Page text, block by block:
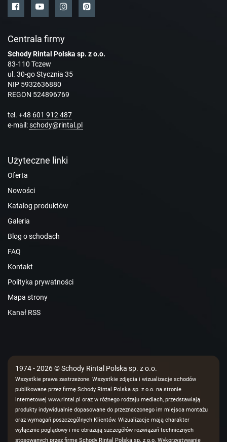
Centrala firmy
Schody Rintal Polska sp. z o.o.
83-110 Tczew
ul. 30-go Stycznia 35
NIP 5932636880
REGON 524896769
tel. +48 601 912 487
e-mail:schody@rintal.pl
Użyteczne linki
Oferta
Nowości
Katalog produktów
Galeria
Blog o schodach
FAQ
Kontakt
Polityka prywatności
Mapa strony
Kanał RSS
1974 - 2026 © Schody Rintal Polska sp. z o.o.
Wszystkie prawa zastrzeżone. Wszystkie zdjęcia i wizualizacje schodów
publikowane przez firmę Schody Rintal Polska sp. z o.o. na stronie
internetowej www.rintal.pl oraz w różnego rodzaju mediach, przedstawiają
produkty indywidualnie dopasowane do przeznaczonego im miejsca montażu
oraz wymagań poszczególnych Klientów. Wizualizacje mają charakter
wyłącznie poglądowy i nie obrazują szczegółów rozwiązań technicznych
stosowanych przez firmę Schody Rintal Polska sp. z o.o. Wykorzystywanie